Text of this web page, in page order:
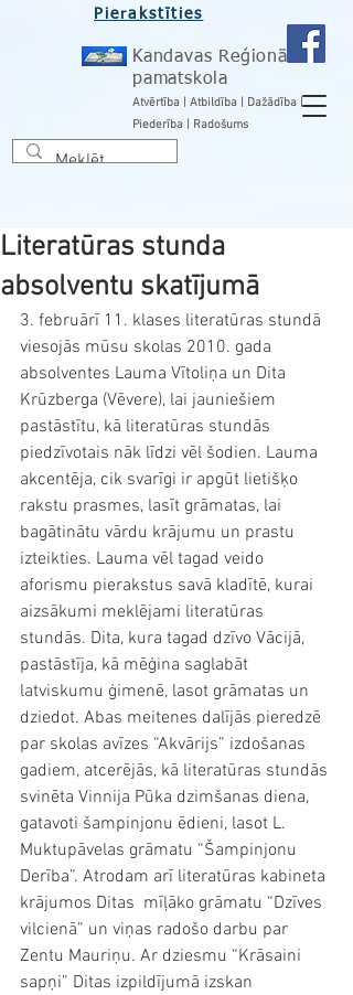
Pierakstīties
Kandavas Reģionālā
pamatskola
Atvērtība | Atbildība | Dažādība |
Piederība | Radošums
Literatūras stunda
absolventu skatījumā
3. februārī 11. klases literatūras stundā
viesojās mūsu skolas 2010. gada
absolventes Lauma Vītoliņa un Dita
Krūzberga (Vēvere), lai jauniešiem
pastāstītu, kā literatūras stundās
piedzīvotais nāk līdzi vēl šodien. Lauma
akcentēja, cik svarīgi ir apgūt lietišķo
rakstu prasmes, lasīt grāmatas, lai
bagātinātu vārdu krājumu un prastu
izteikties. Lauma vēl tagad veido
aforismu pierakstus savā kladītē, kurai
aizsākumi meklējami literatūras
stundās. Dita, kura tagad dzīvo Vācijā,
pastāstīja, kā mēģina saglabāt
latviskumu ģimenē, lasot grāmatas un
dziedot. Abas meitenes dalījās pieredzē
par skolas avīzes “Akvārijs” izdošanas
gadiem, atcerējās, kā literatūras stundās
svinēta Vinnija Pūka dzimšanas diena,
gatavoti šampinjonu ēdieni, lasot L.
Muktupāvelas grāmatu “Šampinjonu
Derība”. Atrodam arī literatūras kabineta
krājumos Ditas  mīļāko grāmatu “Dzīves
vilcienā” un viņas radošo darbu par
Zentu Mauriņu. Ar dziesmu “Krāsaini
sapņi” Ditas izpildījumā izskan